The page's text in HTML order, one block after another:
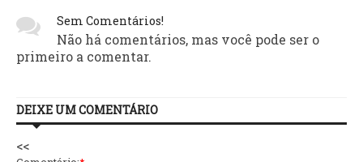
Sem Comentários!
Não há comentários, mas você pode ser o
primeiro a comentar.
DEIXE UM COMENTÁRIO
<<